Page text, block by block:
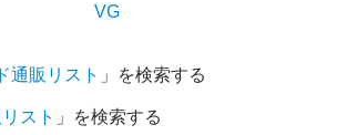
VG
通販リスト 」を検索する
スト 」を検索する